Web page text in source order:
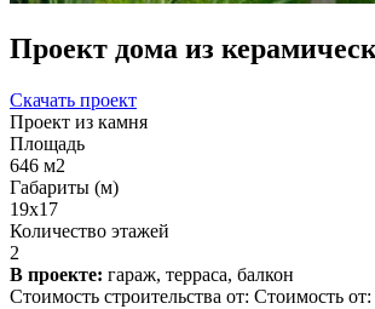
Проект дома из
Скачать проект
Проект из камня
Площадь
646 м2
Габариты (м)
19x17
Количество этажей
2
В проекте: гараж, терраса, балкон
Стоимость строительства от: Стоимость от: